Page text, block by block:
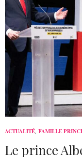
ACTUALITÉ, FAMILLE
Le prince